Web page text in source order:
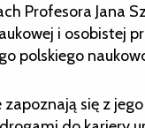
Profesora Jana
i osobistej
polskiego
zapoznają się z